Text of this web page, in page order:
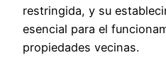
restringida, y su
esencial para el
propiedades vecinas.